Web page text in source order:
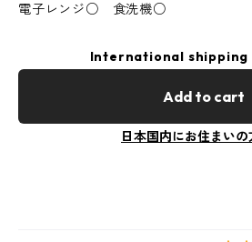
電子レンジ○ 食洗機○
International shipping
Add to cart
日本国内にお住まいの